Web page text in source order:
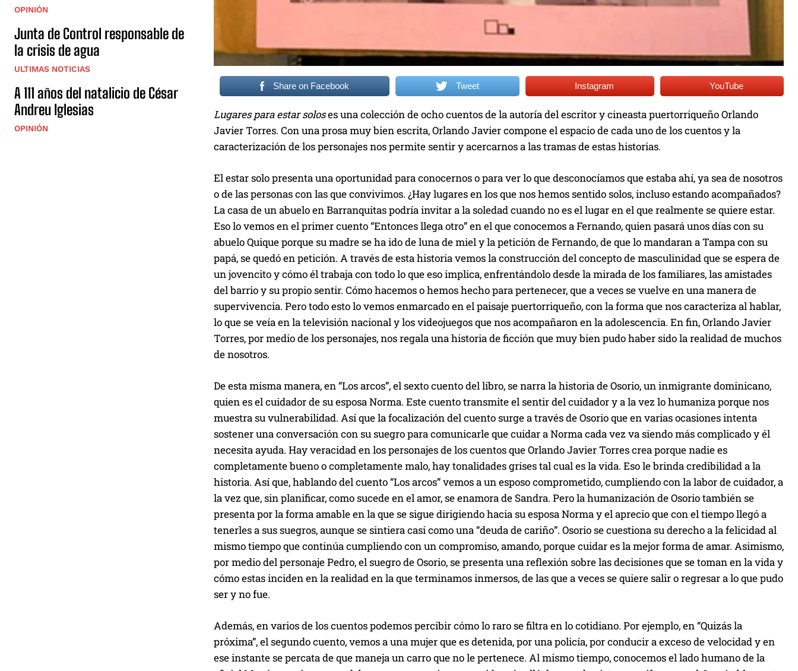
OPINIÓN
Junta de Control responsable de
la crisis de agua
ULTIMAS NOTICIAS
A 111 años del natalicio de César
Andreu Iglesias
OPINIÓN
Share on Facebook Tweet Instagram YouTube
Lugares para estar soloses una colección de ocho cuentos de la autoría del escritor y cineasta puertorriqueño Orlando
Javier Torres. Con una prosa muy bien escrita, Orlando Javier compone el espacio de cada uno de los cuentos y la
caracterización de los personajes nos permite sentir y acercarnos a las tramas de estas historias.
El estar solo presenta una oportunidad para conocernos o para ver lo que desconocíamos que estaba ahí, ya sea de nosotros
o de las personas con las que convivimos. ¿Hay lugares en los que nos hemos sentido solos, incluso estando acompañados?
La casa de un abuelo en Barranquitas podría invitar a la soledad cuando no es el lugar en el que realmente se quiere estar.
Eso lo vemos en el primer cuento “Entonces llega otro” en el que conocemos a Fernando, quien pasará unos días con su
abuelo Quique porque su madre se ha ido de luna de miel y la petición de Fernando, de que lo mandaran a Tampa con su
papá, se quedó en petición. A través de esta historia vemos la construcción del concepto de masculinidad que se espera de
un jovencito y cómo él trabaja con todo lo que eso implica, enfrentándolo desde la mirada de los familiares, las amistades
del barrio y su propio sentir. Cómo hacemos o hemos hecho para pertenecer, que a veces se vuelve en una manera de
supervivencia. Pero todo esto lo vemos enmarcado en el paisaje puertorriqueño, con la forma que nos caracteriza al hablar,
lo que se veía en la televisión nacional y los videojuegos que nos acompañaron en la adolescencia. En fin, Orlando Javier
Torres, por medio de los personajes, nos regala una historia de ficción que muy bien pudo haber sido la realidad de muchos
de nosotros.
De esta misma manera, en “Los arcos”, el sexto cuento del libro, se narra la historia de Osorio, un inmigrante dominicano,
quien es el cuidador de su esposa Norma. Este cuento transmite el sentir del cuidador y a la vez lo humaniza porque nos
muestra su vulnerabilidad. Así que la focalización del cuento surge a través de Osorio que en varias ocasiones intenta
sostener una conversación con su suegro para comunicarle que cuidar a Norma cada vez va siendo más complicado y él
necesita ayuda. Hay veracidad en los personajes de los cuentos que Orlando Javier Torres crea porque nadie es
completamente bueno o completamente malo, hay tonalidades grises tal cual es la vida. Eso le brinda credibilidad a la
historia. Así que, hablando del cuento “Los arcos” vemos a un esposo comprometido, cumpliendo con la labor de cuidador, a
la vez que, sin planificar, como sucede en el amor, se enamora de Sandra. Pero la humanización de Osorio también se
presenta por la forma amable en la que se sigue dirigiendo hacia su esposa Norma y el aprecio que con el tiempo llegó a
tenerles a sus suegros, aunque se sintiera casi como una “deuda de cariño”. Osorio se cuestiona su derecho a la felicidad al
mismo tiempo que continúa cumpliendo con un compromiso, amando, porque cuidar es la mejor forma de amar. Asimismo,
por medio del personaje Pedro, el suegro de Osorio, se presenta una reflexión sobre las decisiones que se toman en la vida y
cómo estas inciden en la realidad en la que terminamos inmersos, de las que a veces se quiere salir o regresar a lo que pudo
ser y no fue.
Además, en varios de los cuentos podemos percibir cómo lo raro se filtra en lo cotidiano. Por ejemplo, en “Quizás la
próxima”, el segundo cuento, vemos a una mujer que es detenida, por una policía, por conducir a exceso de velocidad y en
ese instante se percata de que maneja un carro que no le pertenece. Al mismo tiempo, conocemos el lado humano de la